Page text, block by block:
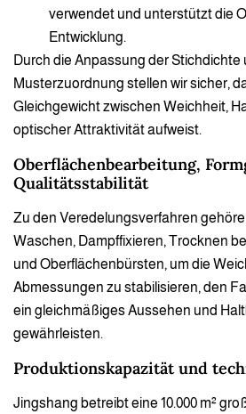
verwendet und unterstützt die
Entwicklung.
Durch die Anpassung der Stichdichte
Musterzuordnung stellen wir sicher,
Gleichgewicht zwischen Weichheit,
optischer Attraktivität aufweist.
Oberflächenbearbeitung,
Qualitätsstabilität
Zu den Veredelungsverfahren
Waschen, Dampffixieren, Trocknen
und Oberflächenbürsten, um die
Abmessungen zu stabilisieren, den
ein gleichmäßiges Aussehen und
gewährleisten.
Produktionskapazität und
Jingshang betreibt eine 10.000 m²